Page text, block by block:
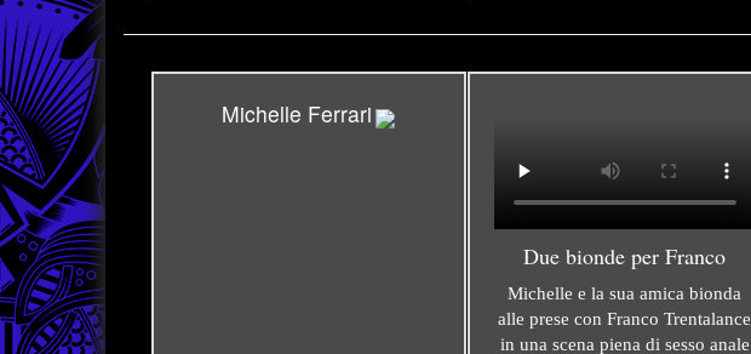
Michelle Ferrari
Due bionde per Franco
Michelle e la sua amica bionda
alle prese con Franco Trentalance
in una scena piena di sesso anale